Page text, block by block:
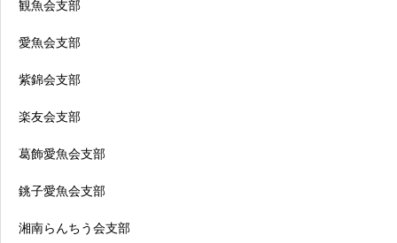
観魚会支部
愛魚会支部
紫錦会支部
楽友会支部
葛飾愛魚会支部
銚子愛魚会支部
湘南らんちう会支部